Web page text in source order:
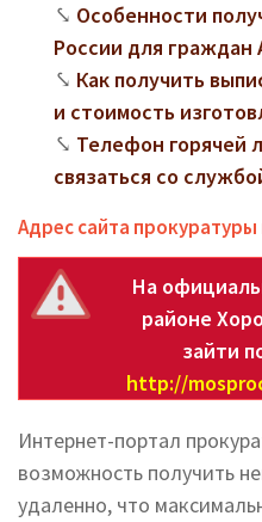
Особенности
России для
Как получить
и стоимость
Телефон горячей
связаться со
Адрес сайта прокуратуры
На
районе
зайти
http://
Интернет-портал
возможность получить
удаленно, что